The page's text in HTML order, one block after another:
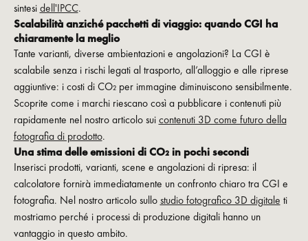
sintesi dell'IPCC.
Scalabilità anziché pacchetti di viaggio: quando CGI ha
chiaramente la meglio
Tante varianti, diverse ambientazioni e angolazioni? La CGI è
scalabile senza i rischi legati al trasporto, all’alloggio e alle riprese
aggiuntive: i costi di CO₂ per immagine diminuiscono sensibilmente.
Scoprite come i marchi riescano così a pubblicare i contenuti più
rapidamente nel nostro articolo sui contenuti 3D come futuro della
fotografia di prodotto.
Una stima delle emissioni di CO₂ in pochi secondi
Inserisci prodotti, varianti, scene e angolazioni di ripresa: il
calcolatore fornirà immediatamente un confronto chiaro tra CGI e
fotografia. Nel nostro articolo sullo studio fotografico 3D digitale ti
mostriamo perché i processi di produzione digitali hanno un
vantaggio in questo ambito.